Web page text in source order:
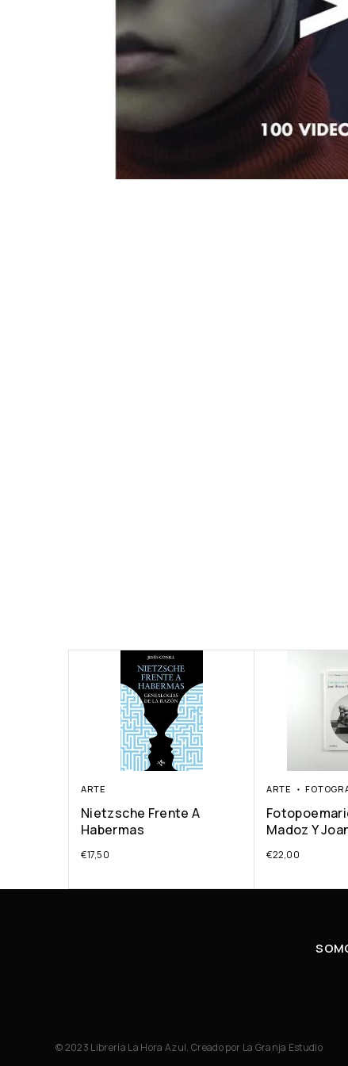
ARTE
Nietzsche Frente A
Habermas
€17,50
ARTE
Madoz Y
€22,00
© 2023 Librería La Hora Azul. Creado por La Granja Estudio